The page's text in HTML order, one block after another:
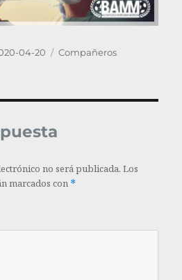
04-20 Categorías
Compañeros
no será publicada. Los
marcados con *